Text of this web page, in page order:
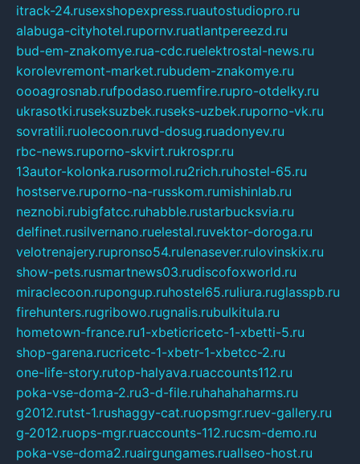
itrack-24.rusexshopexpress.ruautostudiopro.ru
alabuga-cityhotel.rupornv.ruatlantpereezd.ru
bud-em-znakomye.rua-cdc.ruelektrostal-news.ru
korolevremont-market.rubudem-znakomye.ru
oooagrosnab.rufpodaso.ruemfire.rupro-otdelky.ru
ukrasotki.ruseksuzbek.ruseks-uzbek.ruporno-vk.ru
sovratili.ruolecoon.ruvd-dosug.ruadonyev.ru
rbc-news.ruporno-skvirt.rukrospr.ru
13autor-kolonka.rusormol.ru2rich.ruhostel-65.ru
hostserve.ruporno-na-russkom.rumishinlab.ru
neznobi.rubigfatcc.ruhabble.rustarbucksvia.ru
delfinet.rusilvernano.ruelestal.ruvektor-doroga.ru
velotrenajery.rupronso54.rulenasever.rulovinskix.ru
show-pets.rusmartnews03.rudiscofoxworld.ru
miraclecoon.rupongup.ruhostel65.ruliura.ruglasspb.ru
firehunters.rugribowo.rugnalis.rubulkitula.ru
hometown-france.ru1-xbeticricetc-1-xbetti-5.ru
shop-garena.rucricetc-1-xbetr-1-xbetcc-2.ru
one-life-story.rutop-halyava.ruaccounts112.ru
poka-vse-doma-2.ru3-d-file.ruhahahaharms.ru
g2012.rutst-1.rushaggy-cat.ruopsmgr.ruev-gallery.ru
g-2012.ruops-mgr.ruaccounts-112.rucsm-demo.ru
poka-vse-doma2.ruairgungames.ruallseo-host.ru